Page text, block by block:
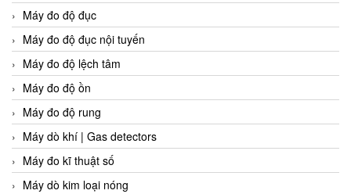
Máy đo độ đục
Máy đo độ đục nội tuyến
Máy đo độ lệch tâm
Máy đo độ ồn
Máy đo độ rung
Máy dò khí | Gas detectors
Máy đo kĩ thuật số
Máy dò kim loại nóng